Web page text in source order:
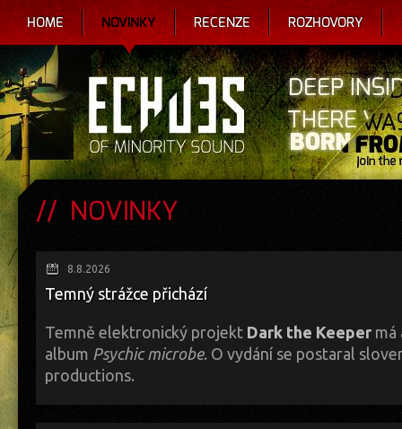
HOME NOVINKY RECENZE ROZHOVORY
NOVINKY
8.8.2026
Temný strážce přichází
Temně elektronický projekt Dark the Keeper má
album Psychic microbe. O vydání se postaral
productions.